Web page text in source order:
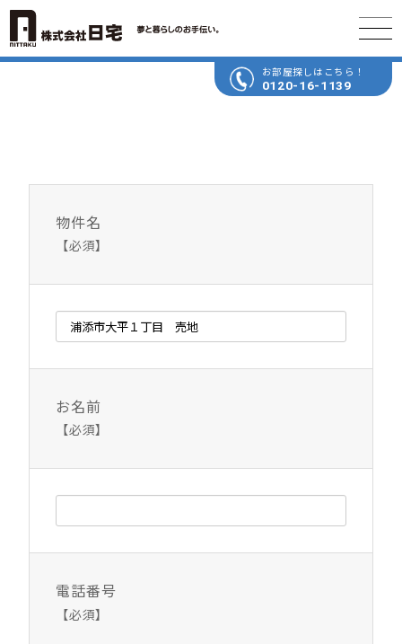
お部屋探しはこちら！
0120-16-1139
物件名
【必須】
お名前
【必須】
電話番号
【必須】